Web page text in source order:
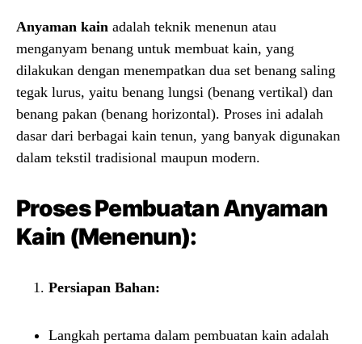
Anyaman kain adalah teknik menenun atau
menganyam benang untuk membuat kain, yang
dilakukan dengan menempatkan dua set benang saling
tegak lurus, yaitu benang lungsi (benang vertikal) dan
benang pakan (benang horizontal). Proses ini adalah
dasar dari berbagai kain tenun, yang banyak digunakan
dalam tekstil tradisional maupun modern.
Proses Pembuatan Anyaman
Kain (Menenun):
Persiapan Bahan:
Langkah pertama dalam pembuatan kain adalah